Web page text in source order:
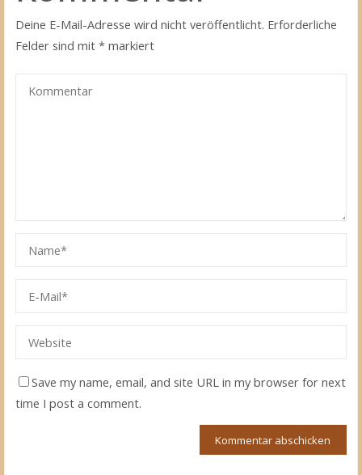
Deine E-Mail-Adresse wird nicht veröffentlicht. Erforderliche
Felder sind mit* markiert
Save my name, email, and site URL in my browser for next
time I post a comment.